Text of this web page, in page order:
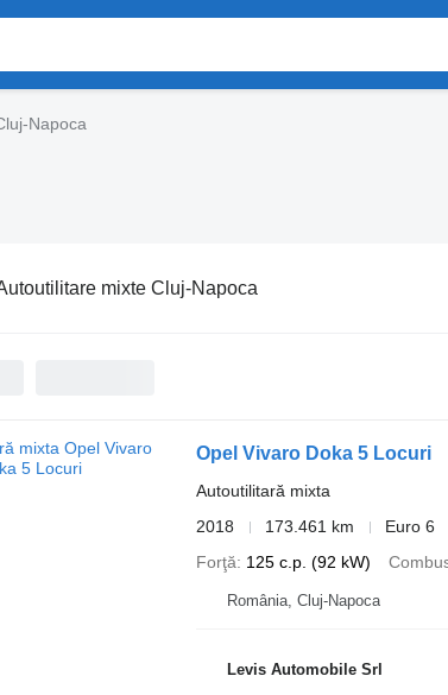
Napoca
mixte Cluj-Napoca
Opel Vivaro Doka 5 Locuri
Autoutilitară mixta
2018
173.461 km
Euro 6
Forţă
125 c.p. (92 kW)
România, Cluj-Napoca
Levis Automobile Srl